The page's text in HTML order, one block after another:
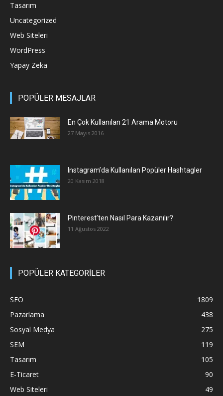
Tasarım
Uncategorized
Web Siteleri
WordPress
Yapay Zeka
POPÜLER MESAJLAR
En Çok Kullanılan 21 Arama Motoru
27 Mayıs 2016
Instagram’da Kullanılan Popüler Hashtagler
20 Kasım 2018
Pinterest’ten Nasıl Para Kazanılır?
11 Ağustos 2022
POPÜLER KATEGORİLER
SEO
1809
Pazarlama
438
Sosyal Medya
275
SEM
119
Tasarım
105
E-Ticaret
90
Web Siteleri
49